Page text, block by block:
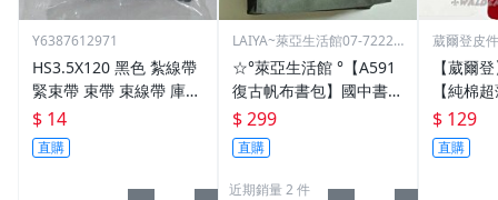
Y6387612971
HS3.5X120 黑色 紮線帶
緊束帶 束帶 束線帶 庫存
出清大特價 3.5*120
$ 14
直購
LAIYA~萊亞生活館07-72229
☆°萊亞生活館 °【A591
復古帆布書包】國中書
包-高中書包
$ 299
直購
近期銷量 2 件
葳爾登皮
【葳爾
【純棉
多本護
吸汗運
包隱形
$ 129
直購